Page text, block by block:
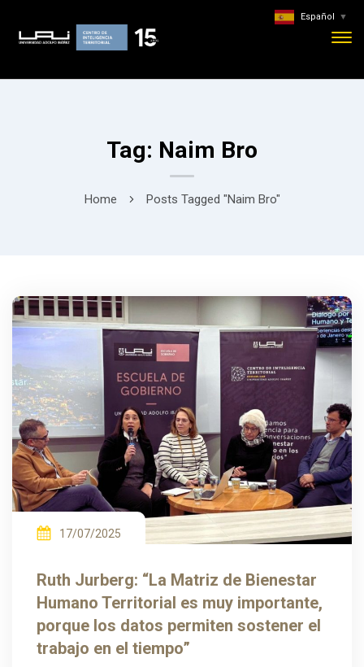
Tag: Naim Bro
Home Posts Tagged "Naim Bro"
17/07/2025
Ruth Jurberg: “La Matriz de Bienestar
Humano Territorial es muy importante,
porque los datos permiten sostener el
trabajo en el tiempo”
Español ▼